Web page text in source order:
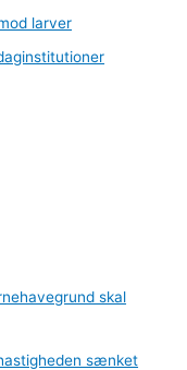
larver
skal
sænket